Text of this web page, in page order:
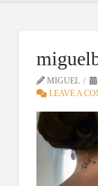
MIGUEL
LEAVE A